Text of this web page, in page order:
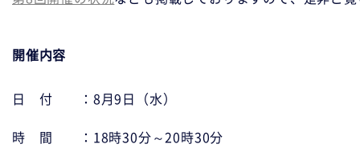
開催内容
日　付　　：8月9日（水）
時　間　　：18時30分～20時30分